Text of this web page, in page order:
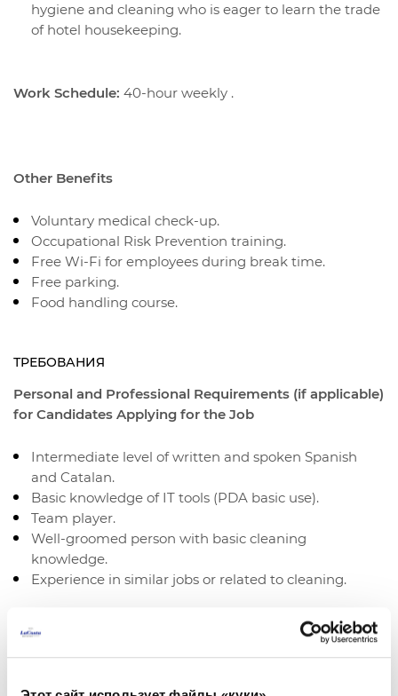
hygiene and cleaning who is eager to learn the trade
of hotel housekeeping.
Work Schedule: 40-hour weekly .
Other Benefits
Voluntary medical check-up.
Occupational Risk Prevention training.
Free Wi-Fi for employees during break time.
Free parking.
Food handling course.
ТРЕБОВАНИЯ
Personal and Professional Requirements (if applicable)
for Candidates Applying for the Job
Intermediate level of written and spoken Spanish
and Catalan.
Basic knowledge of IT tools (PDA basic use).
Team player.
Well-groomed person with basic cleaning
knowledge.
Experience in similar jobs or related to cleaning.